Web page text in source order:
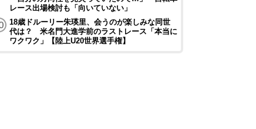
レース出場検討も「向いていない」
18歳ドルーリー朱瑛里、会うのが楽しみな同世
代は？ 米名門大進学前のラストレース「本当に
ワクワク」【陸上U20世界選手権】